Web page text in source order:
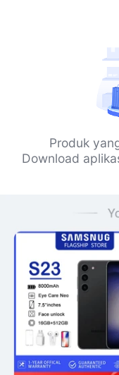
Produk
Download